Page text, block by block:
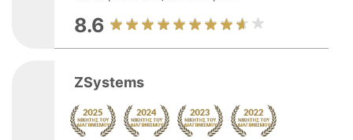
8.6
ZSystems